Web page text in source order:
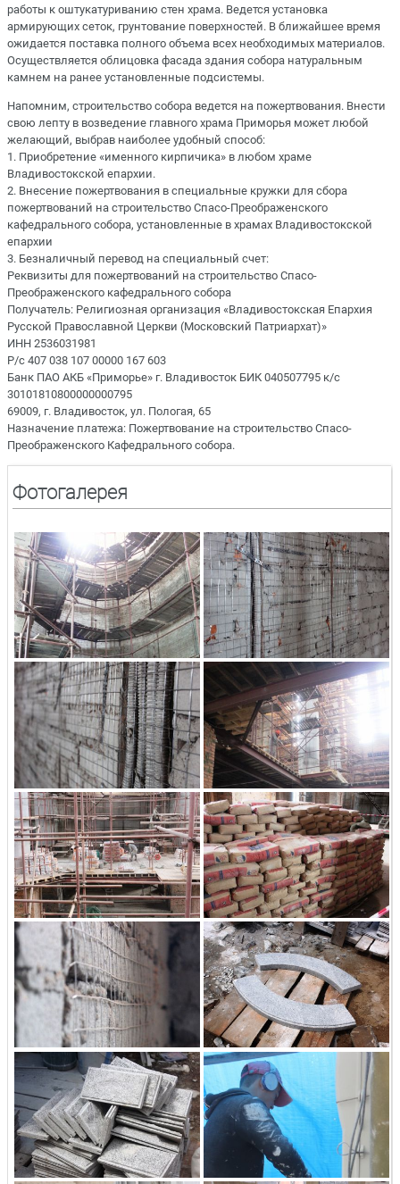
работы к оштукатуриванию стен храма. Ведется установка
армирующих сеток, грунтование поверхностей. В ближайшее время
ожидается поставка полного объема всех необходимых материалов.
Осуществляется облицовка фасада здания собора натуральным
камнем на ранее установленные подсистемы.
Напомним, строительство собора ведется на пожертвования. Внести
свою лепту в возведение главного храма Приморья может любой
желающий, выбрав наиболее удобный способ:
1. Приобретение «именного кирпичика» в любом храме
Владивостокской епархии.
2. Внесение пожертвования в специальные кружки для сбора
пожертвований на строительство Спасо-Преображенского
кафедрального собора, установленные в храмах Владивостокской
епархии
3. Безналичный перевод на специальный счет:
Реквизиты для пожертвований на строительство Спасо-
Преображенского кафедрального собора
Получатель: Религиозная организация «Владивостокская Епархия
Русской Православной Церкви (Московский Патриархат)»
ИНН 2536031981
Р/с 407 038 107 00000 167 603
Банк ПАО АКБ «Приморье» г. Владивосток БИК 040507795 к/с
30101810800000000795
69009, г. Владивосток, ул. Пологая, 65
Назначение платежа: Пожертвование на строительство Спасо-
Преображенского Кафедрального собора.
Фотогалерея